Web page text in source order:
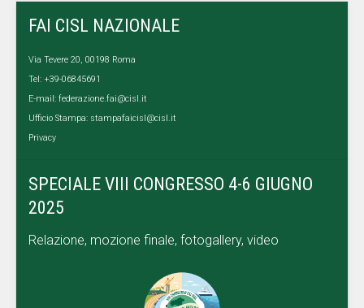
FAI CISL NAZIONALE
Via Tevere 20, 00198 Roma
Tel: +39-06845691
E-mail: federazione.fai@cisl.it
Ufficio Stampa: stampafaicisl@cisl.it
Privacy
SPECIALE VIII CONGRESSO 4-6 GIUGNO
2025
Relazione, mozione finale, fotogallery, video